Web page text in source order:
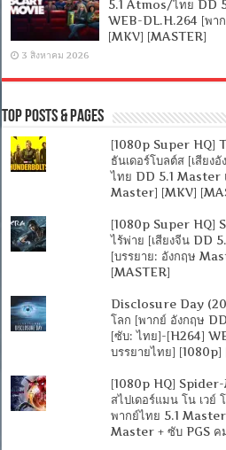
5.1 Atmos/ไทย DD
WEB-DL.H.264 [พา
[MKV] [MASTER]
3 สิงหาคม 2026
Top Posts & Pages
[1080p Super HQ]
ธันเดอร์โบลต์ส [เสีย
ไทย DD 5.1 Master
Master] [MKV]
[1080p Super HQ]
ไร้พ่าย [เสียงจีน DD
[บรรยาย: อังกฤษ
[MASTER]
Disclosure Day
โลก [พากย์ อังกฤษ
[ซับ: ไทย]-[H264]
บรรยายไทย]
[1080p HQ]
สไปเดอร์แมน โน เวย์
พากย์ไทย 5.1
Master + ซับ PGS ค